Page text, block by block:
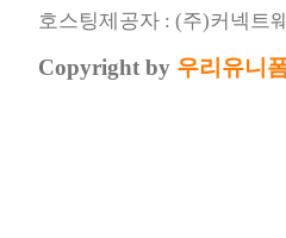
호스팅제공자 : (주)커넥트
Copyright by 우리유니